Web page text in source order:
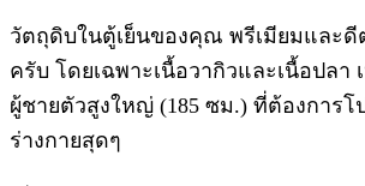
วัตถุดิบในตู้เย็นของคุณ พรีเมียมและ
ครับ โดยเฉพาะเนื้อวากิวและเนื้อปลา
ผู้ชายตัวสูงใหญ่ (185 ซม.) ที่ต้องการ
ร่างกายสุดๆ